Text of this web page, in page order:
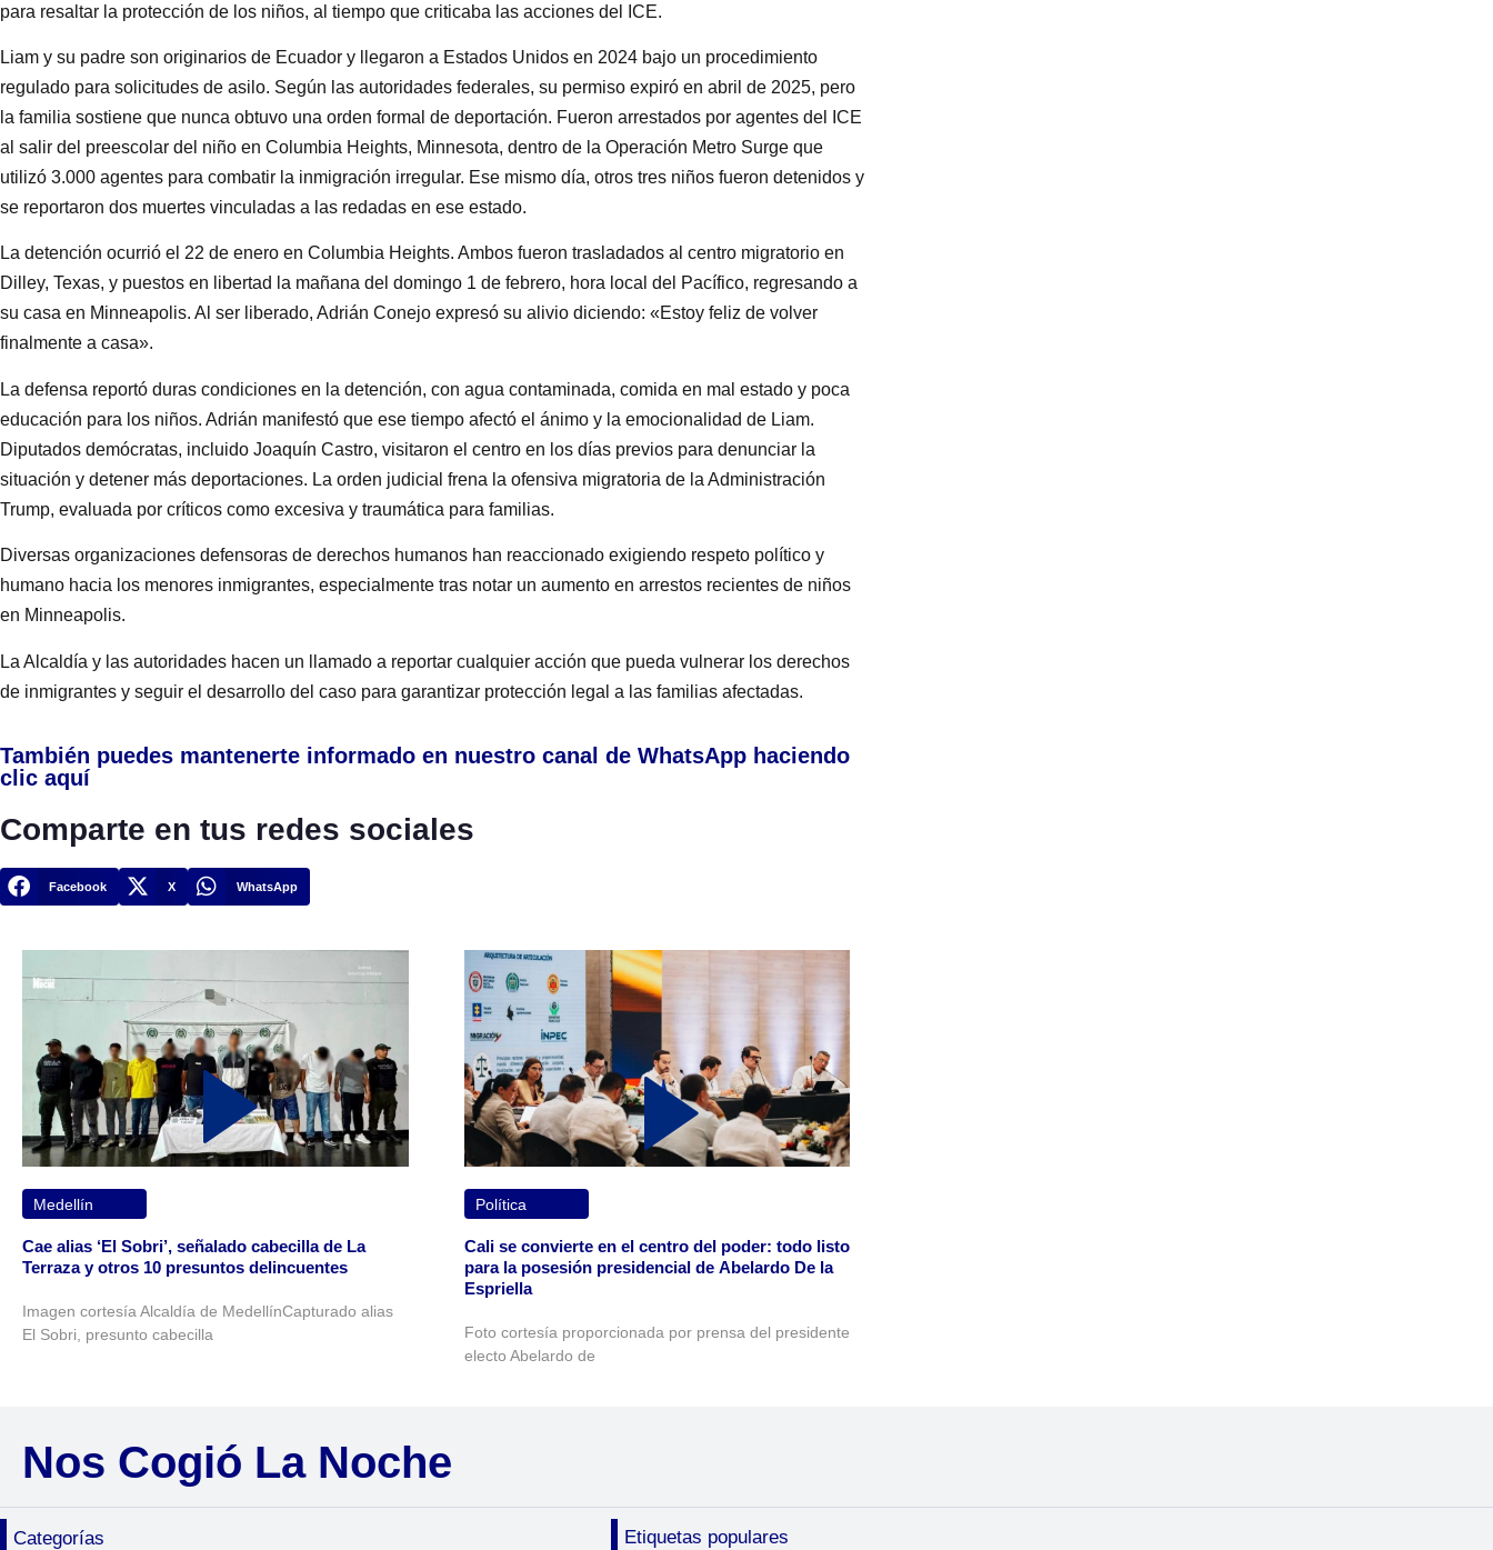
para resaltar la protección de los niños, al tiempo que criticaba las acciones del ICE.
Liam y su padre son originarios de Ecuador y llegaron a Estados Unidos en 2024 bajo un procedimiento
regulado para solicitudes de asilo. Según las autoridades federales, su permiso expiró en abril de 2025, pero
la familia sostiene que nunca obtuvo una orden formal de deportación. Fueron arrestados por agentes del ICE
al salir del preescolar del niño en Columbia Heights, Minnesota, dentro de la Operación Metro Surge que
utilizó 3.000 agentes para combatir la inmigración irregular. Ese mismo día, otros tres niños fueron detenidos y
se reportaron dos muertes vinculadas a las redadas en ese estado.
La detención ocurrió el 22 de enero en Columbia Heights. Ambos fueron trasladados al centro migratorio en
Dilley, Texas, y puestos en libertad la mañana del domingo 1 de febrero, hora local del Pacífico, regresando a
su casa en Minneapolis. Al ser liberado, Adrián Conejo expresó su alivio diciendo: «Estoy feliz de volver
finalmente a casa».
La defensa reportó duras condiciones en la detención, con agua contaminada, comida en mal estado y poca
educación para los niños. Adrián manifestó que ese tiempo afectó el ánimo y la emocionalidad de Liam.
Diputados demócratas, incluido Joaquín Castro, visitaron el centro en los días previos para denunciar la
situación y detener más deportaciones. La orden judicial frena la ofensiva migratoria de la Administración
Trump, evaluada por críticos como excesiva y traumática para familias.
Diversas organizaciones defensoras de derechos humanos han reaccionado exigiendo respeto político y
humano hacia los menores inmigrantes, especialmente tras notar un aumento en arrestos recientes de niños
en Minneapolis.
La Alcaldía y las autoridades hacen un llamado a reportar cualquier acción que pueda vulnerar los derechos
de inmigrantes y seguir el desarrollo del caso para garantizar protección legal a las familias afectadas.
También puedes mantenerte informado en nuestro canal de WhatsApp haciendo
clic aquí
Comparte en tus redes sociales
Facebook X WhatsApp
Medellín
Cae alias ‘El Sobri’, señalado cabecilla de La
Terraza y otros 10 presuntos delincuentes
Imagen cortesía Alcaldía de MedellínCapturado alias
El Sobri, presunto cabecilla
Política
Cali se convierte en el centro del poder: todo listo
para la posesión presidencial de Abelardo De la
Espriella
Foto cortesía proporcionada por prensa del presidente
electo Abelardo de
Nos Cogió La Noche
Categorías Etiquetas populares